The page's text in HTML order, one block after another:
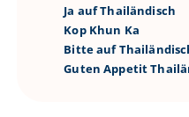
Ja auf Thailändisch
Kop Khun Ka
Bitte auf
Guten Appetit